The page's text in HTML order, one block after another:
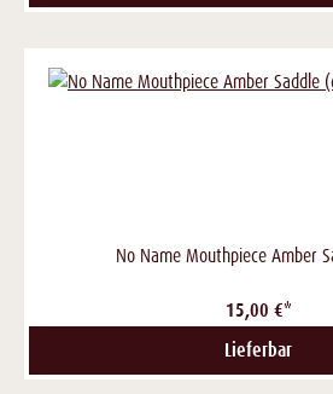
No Name Mouthpiece Amber
15,00 €*
Lieferbar